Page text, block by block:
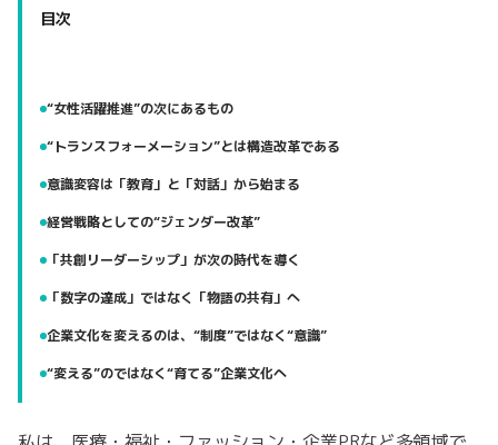
目次
“女性活躍推進”の次にあるもの
“トランスフォーメーション”とは構造改革である
意識変容は「教育」と「対話」から始まる
経営戦略としての“ジェンダー改革”
「共創リーダーシップ」が次の時代を導く
「数字の達成」ではなく「物語の共有」へ
企業文化を変えるのは、“制度”ではなく“意識”
“変える”のではなく“育てる”企業文化へ